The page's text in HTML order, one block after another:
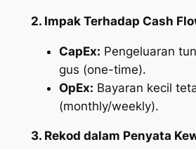
2. Impak Terhadap Cash
CapEx: Pengeluaran
gus (one-time).
OpEx: Bayaran kecil
(monthly/weekly).
3. Rekod dalam Penyata